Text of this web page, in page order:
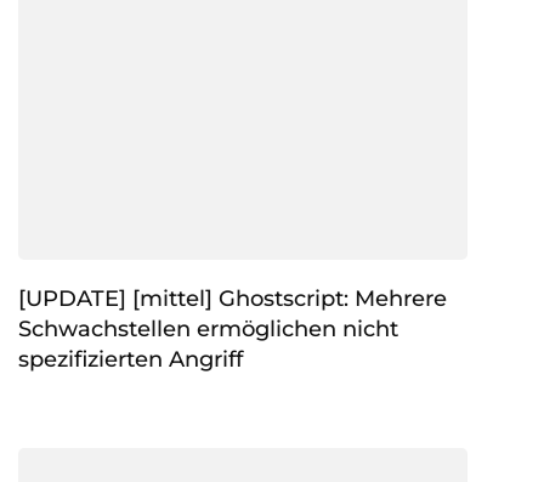
[UPDATE] [mittel] Ghostscript: Mehrere
Schwachstellen ermöglichen nicht
spezifizierten Angriff